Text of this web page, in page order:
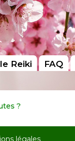
Reiki FAQ
?
légales